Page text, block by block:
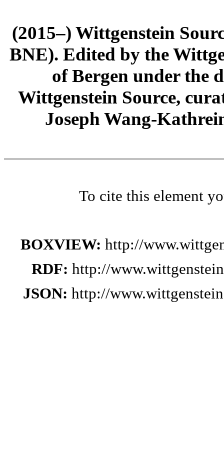
(2015–) Wittgenstein
BNE). Edited by the
of Bergen under the
Wittgenstein Source,
Joseph Wang-
To cite this element
BOXVIEW: http://
RDF: http://
JSON: http://